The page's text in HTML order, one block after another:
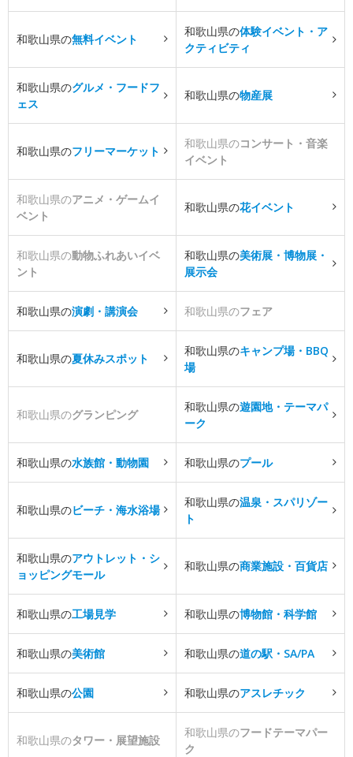
和歌山県の無料イベント
和歌山県の体験イベント・ア
クティビティ
和歌山県のグルメ・フードフ
ェス
和歌山県の物産展
和歌山県のフリーマーケット
和歌山県のコンサート・音楽
イベント
和歌山県のアニメ・ゲームイ
ベント
和歌山県の花イベント
和歌山県の動物ふれあいイベ
ント
和歌山県の美術展・博物展・
展示会
和歌山県の演劇・講演会 和歌山県のフェア
和歌山県の夏休みスポット
和歌山県のキャンプ場・BBQ
場
和歌山県のグランピング
和歌山県の遊園地・テーマパ
ーク
和歌山県の水族館・動物園 和歌山県のプール
和歌山県のビーチ・海水浴場
和歌山県の温泉・スパリゾー
ト
和歌山県のアウトレット・シ
ョッピングモール
和歌山県の商業施設・百貨店
和歌山県の工場見学 和歌山県の博物館・科学館
和歌山県の美術館 和歌山県の道の駅・SA/PA
和歌山県の公園 和歌山県のアスレチック
和歌山県のタワー・展望施設
和歌山県のフードテーマパー
ク